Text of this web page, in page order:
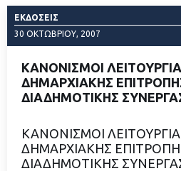
ΕΚΔΌΣΕΙΣ
30 ΟΚΤΩΒΡΊΟΥ, 2007
ΚΑΝΟΝΙΣΜΟΙ
ΔΗΜΑΡΧΙΑΚΗΣ
ΔΙΑΔΗΜΟΤΙΚΗΣ
ΚΑΝΟΝΙΣΜΟΙ
ΔΗΜΑΡΧΙΑΚΗΣ
ΔΙΑΔΗΜΟΤΙΚΗΣ